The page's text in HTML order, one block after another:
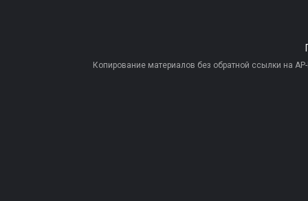
Копирование материалов без обратной ссылки на